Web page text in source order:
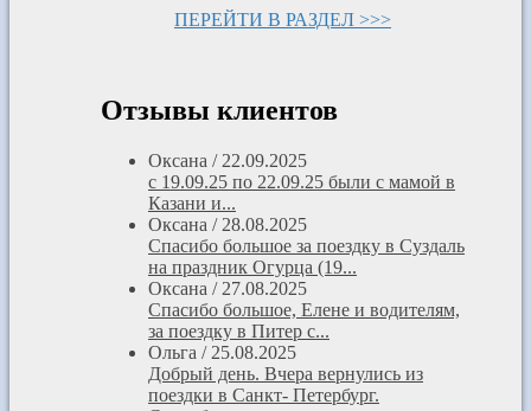
ПЕРЕЙТИ В РАЗДЕЛ >>>
Отзывы клиентов
Оксана / 22.09.2025
с 19.09.25 по 22.09.25 были с мамой в
Казани и...
Оксана / 28.08.2025
Спасибо большое за поездку в Суздаль
на праздник Огурца (19...
Оксана / 27.08.2025
Спасибо большое, Елене и водителям,
за поездку в Питер с...
Ольга / 25.08.2025
Добрый день. Вчера вернулись из
поездки в Санкт- Петербург.